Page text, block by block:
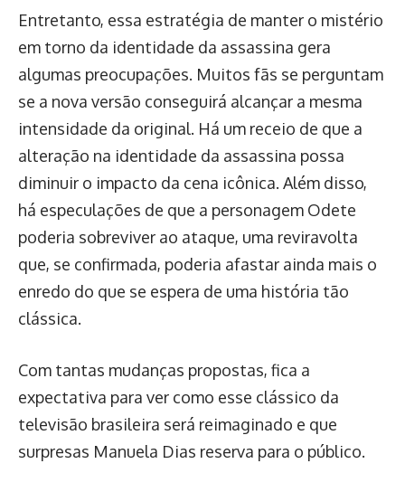
Entretanto, essa estratégia de manter o mistério
em torno da identidade da assassina gera
algumas preocupações. Muitos fãs se perguntam
se a nova versão conseguirá alcançar a mesma
intensidade da original. Há um receio de que a
alteração na identidade da assassina possa
diminuir o impacto da cena icônica. Além disso,
há especulações de que a personagem Odete
poderia sobreviver ao ataque, uma reviravolta
que, se confirmada, poderia afastar ainda mais o
enredo do que se espera de uma história tão
clássica.
Com tantas mudanças propostas, fica a
expectativa para ver como esse clássico da
televisão brasileira será reimaginado e que
surpresas Manuela Dias reserva para o público.